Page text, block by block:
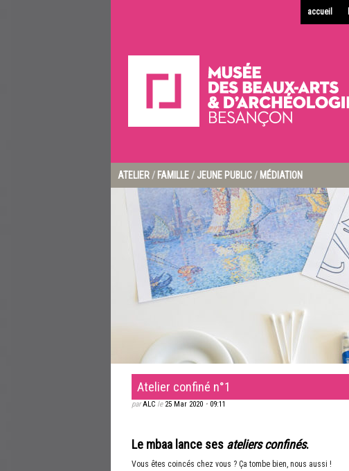
accueil
ATELIER / FAMILLE / JEUNE PUBLIC / MÉDIATION
Atelier confiné n°1
parALC le 25 Mar 2020 • 09:11
Le mbaa lance ses ateliers confinés.
Vous êtes coincés chez vous ? Ça tombe bien, nous aussi !